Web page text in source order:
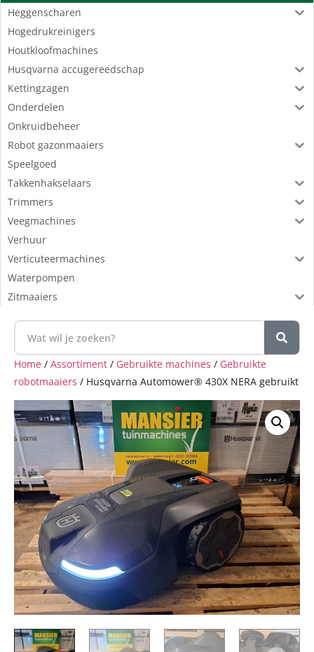
Heggenscharen
Hogedrukreinigers
Houtkloofmachines
Husqvarna accugereedschap
Kettingzagen
Onderdelen
Onkruidbeheer
Robot gazonmaaiers
Speelgoed
Takkenhakselaars
Trimmers
Veegmachines
Verhuur
Verticuteermachines
Waterpompen
Zitmaaiers
Home / Assortiment / Gebruikte machines / Gebruikte
robotmaaiers / Husqvarna Automower® 430X NERA gebruikt